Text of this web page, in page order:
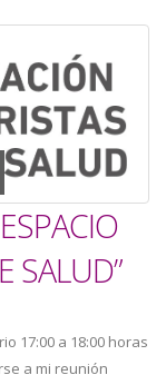
SALUD”
17:00 a 18:00 horas
a mi reunión